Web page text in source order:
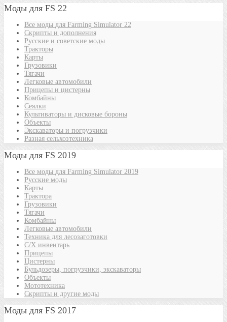
Моды для FS 22
Все моды для Farming Simulator 22
Скрипты и дополнения
Русские и советские моды
Тракторы
Карты
Грузовики
Тягачи
Легковые автомобили
Прицепы и цистерны
Комбайны
Сеялки
Культиваторы и дисковые бороны
Объекты
Экскаваторы и погрузчики
Разная сельхозтехника
Моды для FS 2019
Все моды для Farming Simulator 2019
Русские моды
Карты
Трактора
Грузовики
Тягачи
Комбайны
Легковые автомобили
Техника для лесозаготовки
С/Х инвентарь
Прицепы
Цистерны
Бульдозеры, погрузчики, экскаваторы
Объекты
Мототехника
Скрипты и другие моды
Моды для FS 2017